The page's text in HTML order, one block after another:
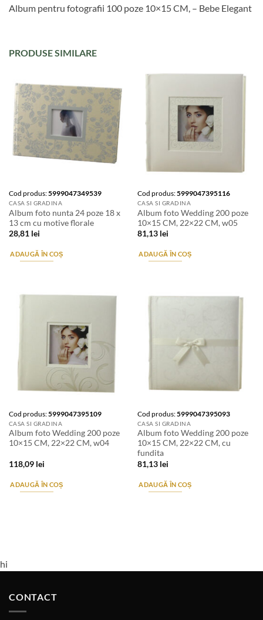
Album pentru fotografii 100 poze 10×15 CM, – Bebe Elegant
PRODUSE SIMILARE
Cod produs:5999047349539
CASA SI GRADINA
Album foto nunta 24 poze 18 x
13 cm cu motive florale
28,81 lei
ADAUGĂ ÎN COȘ
Cod produs:5999047395116
CASA SI GRADINA
Album foto Wedding 200 poze
10×15 CM, 22×22 CM, w05
81,13 lei
ADAUGĂ ÎN COȘ
Cod produs:5999047395109
CASA SI GRADINA
Album foto Wedding 200 poze
10×15 CM, 22×22 CM, w04
118,09 lei
ADAUGĂ ÎN COȘ
Cod produs:5999047395093
CASA SI GRADINA
Album foto Wedding 200 poze
10×15 CM, 22×22 CM, cu
fundita
81,13 lei
ADAUGĂ ÎN COȘ
hi
CONTACT